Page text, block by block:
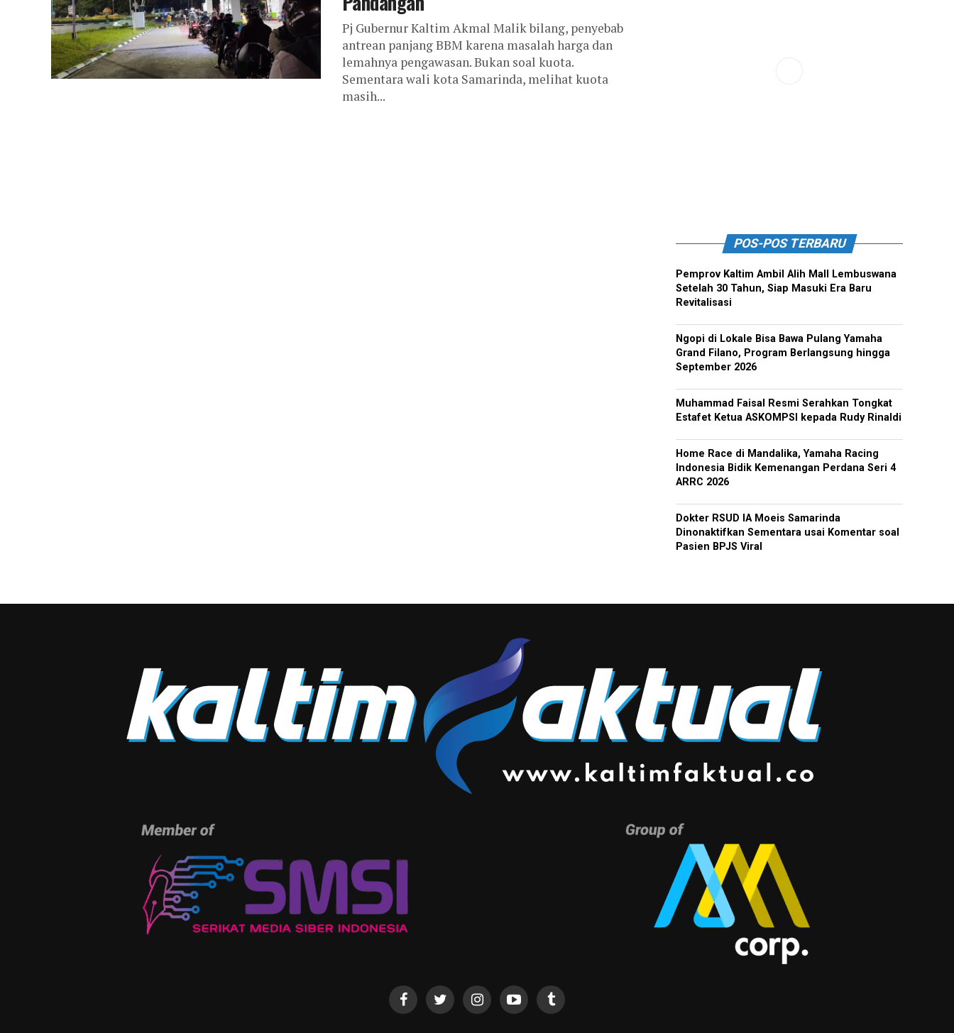
Pj Gubernur Kaltim Akmal Malik bilang, penyebab
antrean panjang BBM karena masalah harga dan
lemahnya pengawasan. Bukan soal kuota.
Sementara wali kota Samarinda, melihat kuota
masih...
POS-POS TERBARU
Pemprov Kaltim Ambil Alih Mall Lembuswana
Setelah 30 Tahun, Siap Masuki Era Baru
Revitalisasi
Ngopi di Lokale Bisa Bawa Pulang Yamaha
Grand Filano, Program Berlangsung hingga
September 2026
Muhammad Faisal Resmi Serahkan Tongkat
Estafet Ketua ASKOMPSI kepada Rudy Rinaldi
Home Race di Mandalika, Yamaha Racing
Indonesia Bidik Kemenangan Perdana Seri 4
ARRC 2026
Dokter RSUD IA Moeis Samarinda
Dinonaktifkan Sementara usai Komentar soal
Pasien BPJS Viral